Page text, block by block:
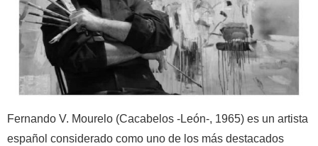
Fernando V. Mourelo (Cacabelos -León-, 1965) es un artista
español considerado como uno de los más destacados